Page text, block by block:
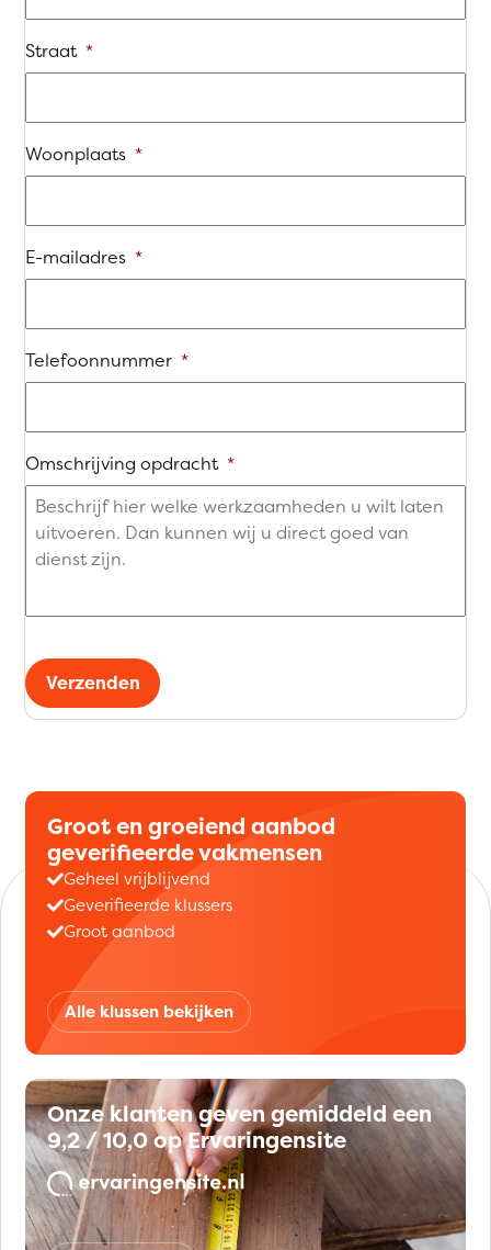
Straat *
Woonplaats *
E-mailadres *
Telefoonnummer *
Omschrijving opdracht *
Verzenden
Groot en groeiend aanbod
geverifieerde vakmensen
Geheel vrijblijvend
Geverifieerde klussers
Groot aanbod
Alle klussen bekijken
Onze klanten geven gemiddeld een
9,2 / 10,0 op Ervaringensite